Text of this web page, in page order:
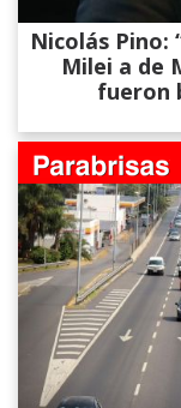
Nicolás Pino:
Milei a de
fueron